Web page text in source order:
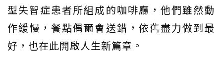
型失智症患者所組成的咖啡廳，他們雖然動
作緩慢，餐點偶爾會送錯，依舊盡力做到最
好，也在此開啟人生新篇章。